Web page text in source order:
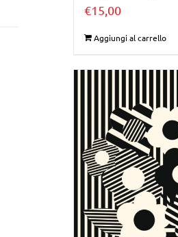
€15,00
Aggiungi al carrello